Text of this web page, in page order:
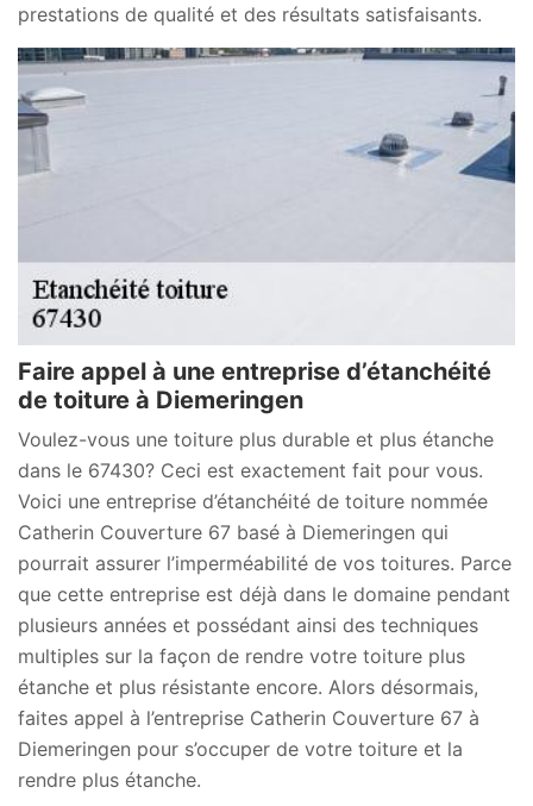
prestations de qualité et des résultats satisfaisants.
Faire appel à une entreprise d’étanchéité
de toiture à Diemeringen
Voulez-vous une toiture plus durable et plus étanche
dans le 67430? Ceci est exactement fait pour vous.
Voici une entreprise d’étanchéité de toiture nommée
Catherin Couverture 67 basé à Diemeringen qui
pourrait assurer l’imperméabilité de vos toitures. Parce
que cette entreprise est déjà dans le domaine pendant
plusieurs années et possédant ainsi des techniques
multiples sur la façon de rendre votre toiture plus
étanche et plus résistante encore. Alors désormais,
faites appel à l’entreprise Catherin Couverture 67 à
Diemeringen pour s’occuper de votre toiture et la
rendre plus étanche.